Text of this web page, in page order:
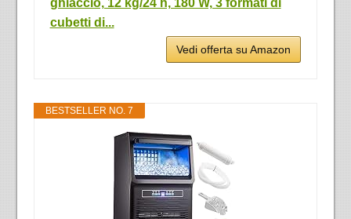
cubetti di...
Vedi offerta su Amazon
BESTSELLER NO. 7